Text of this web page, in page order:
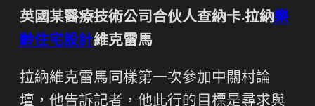
英國某醫療技術公司合伙人查納卡·拉納樂
齡住宅設計維克雷馬
拉納維克雷馬同樣第一次參加中關村論
壇，他告訴記者，他此行的目標是尋求與